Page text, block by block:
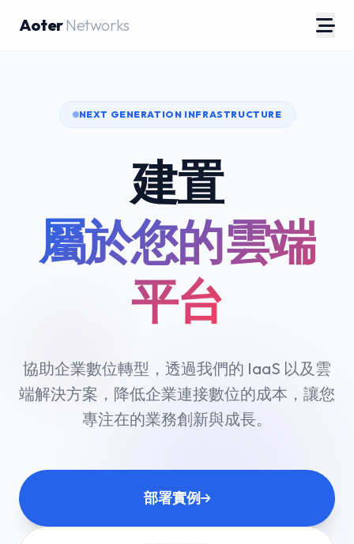
AoterNetworks
NEXT GENERATION INFRASTRUCTURE
建置
屬於您的雲端
平台
協助企業數位轉型，透過我們的 IaaS 以及雲
端解決方案，降低企業連接數位的成本，讓您
專注在的業務創新與成長。
部署實例